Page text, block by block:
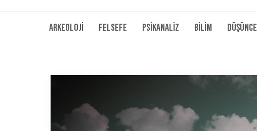
Arkeoloji Felsefe Psikanaliz Bilim Düşünce